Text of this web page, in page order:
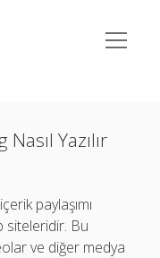
menüyü
aç
Yazılır
paylaşımı
siteleridir. Bu
ve diğer medya